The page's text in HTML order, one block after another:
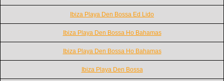
Ibiza Playa Den Bossa Ed Lido
Ibiza Playa Den Bossa Ho Bahamas
Ibiza Playa Den Bossa Ho Bahamas
Ibiza Playa Den Bossa